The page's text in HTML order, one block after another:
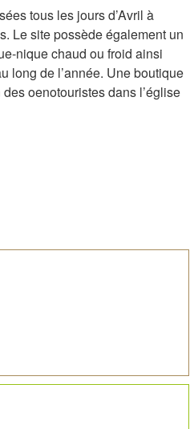
tous les jours d’Avril à
Le site possède également un
nique chaud ou froid ainsi
long de l’année. Une boutique
oenotouristes dans l’église